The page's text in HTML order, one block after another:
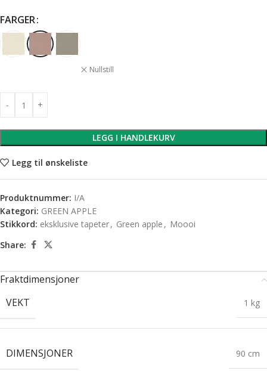
FARGER
Nullstill
LEGG I HANDLEKURV
Legg til ønskeliste
Produktnummer: I/A
Kategori: GREEN APPLE
Stikkord: eksklusive tapeter, Green apple , Moooi
Share:
Fraktdimensjoner
VEKT
1 kg
DIMENSJONER 90 cm